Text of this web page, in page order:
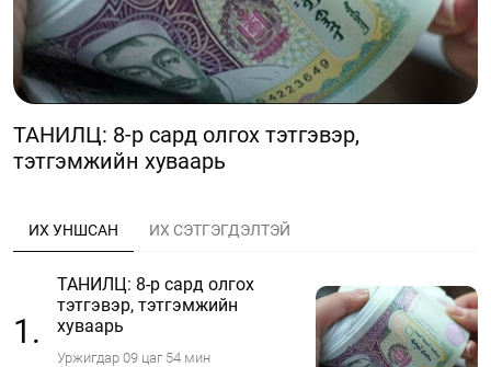
ТАНИЛЦ: 8-р сард олгох тэтгэвэр,
тэтгэмжийн хуваарь
ИХ УНШСАН ИХ СЭТГЭГДЭЛТЭЙ
1.
ТАНИЛЦ: 8-р сард олгох
тэтгэвэр, тэтгэмжийн
хуваарь
Уржигдар 09 цаг 54 мин